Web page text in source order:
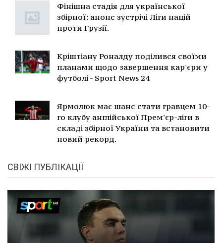
Фінішна стадія для української
збірної: анонс зустрічі Ліги націй
проти Грузії.
Кріштіану Роналду поділився своїми
планами щодо завершення кар'єри у
футболі - Sport News 24
Ярмолюк має шанс стати гравцем 10-
го клубу англійської Прем'єр-ліги в
складі збірної України та встановити
новий рекорд.
СВІЖІ ПУБЛІКАЦІЇ